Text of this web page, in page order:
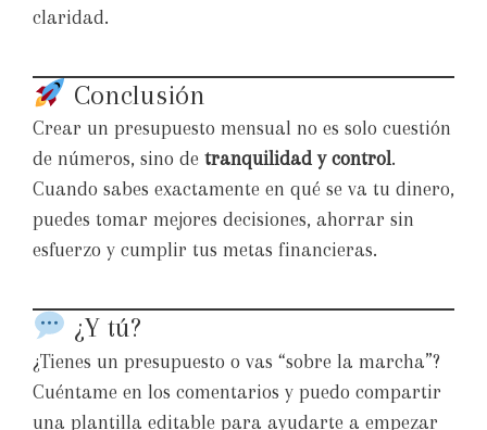
claridad.
Conclusión
Crear un presupuesto mensual no es solo cuestión
de números, sino de tranquilidad y control.
Cuando sabes exactamente en qué se va tu dinero,
puedes tomar mejores decisiones, ahorrar sin
esfuerzo y cumplir tus metas financieras.
¿Y tú?
¿Tienes un presupuesto o vas “sobre la marcha”?
Cuéntame en los comentarios y puedo compartir
una plantilla editable para ayudarte a empezar